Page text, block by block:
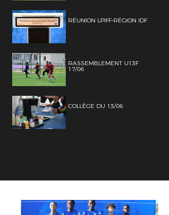
RÉUNION LPIFF-RÉGION IDF
RASSEMBLEMENT U13F
17/06
COLLÈGE DU 13/06